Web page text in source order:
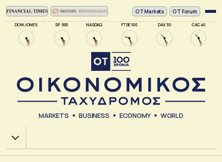
DOW JONES SP 500 NASDAQ FTSE 100 DAX 30 CAC 40
ΟΤ Markets OT Forum
MARKETS BUSINESS ECONOMY WORLD
Χ.Α.